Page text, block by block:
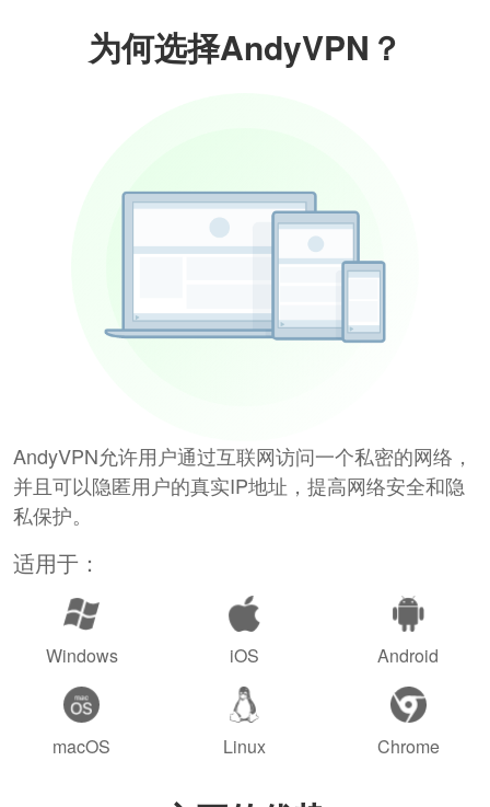
为何选择AndyVPN？
AndyVPN允许用户通过互联网访问一个私密的网络，
并且可以隐匿用户的真实IP地址，提高网络安全和隐
私保护。
适用于：
Windows iOS Android
macOS Linux Chrome